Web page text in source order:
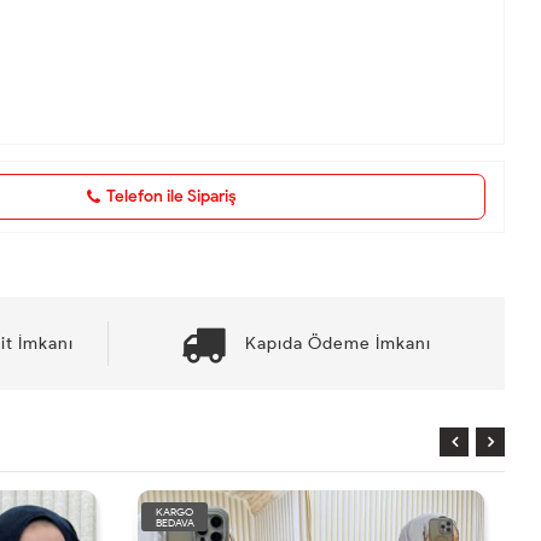
Telefon ile Sipariş
İmkanı Kapıda Ödeme İmkanı
KARGO
BEDAVA